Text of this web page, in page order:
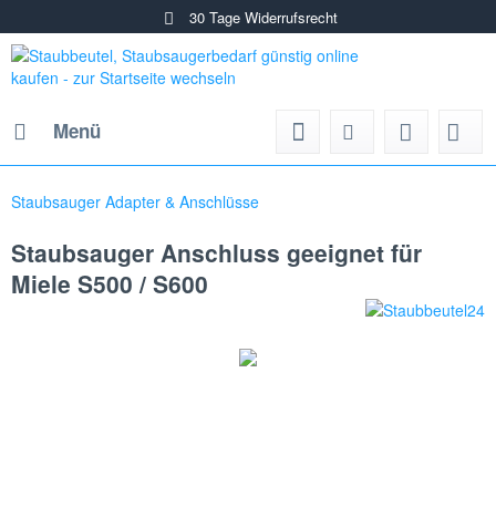
30 Tage Widerrufsrecht
Menü
Staubsauger Adapter & Anschlüsse
Staubsauger Anschluss geeignet für
Miele S500 / S600